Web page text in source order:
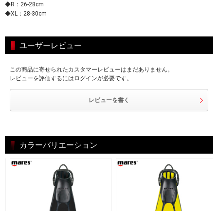
◆R：26-28cm
◆XL：28-30cm
ユーザーレビュー
この商品に寄せられたカスタマーレビューはまだありません。
レビューを評価するにはログインが必要です。
レビューを書く
カラーバリエーション